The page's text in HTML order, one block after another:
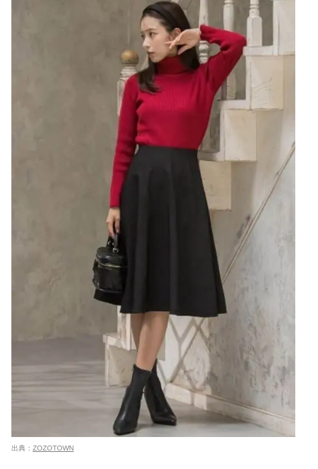
出典： ZOZOTOWN